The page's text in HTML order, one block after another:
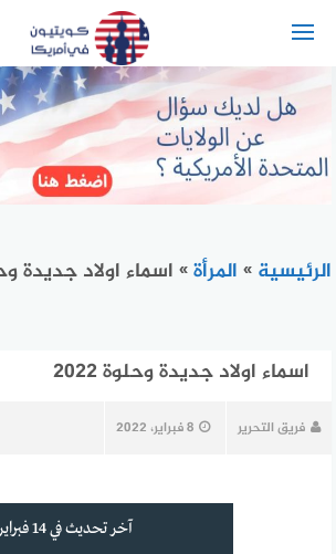
الرئيسية » المرأة»اسماء اولاد جديدة
اسماء اولاد جديدة وحلوة 2022
فريق التحرير 8 فبراير، 2022
آخر تحديث في 14 فبراير, 2022